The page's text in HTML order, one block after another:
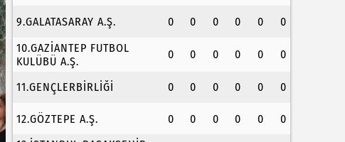
9.GALATASARAY A.Ş. 0 0 0 0 0
0
10.GAZİANTEP FUTBOL
KULÜBÜ A.Ş.
0 0 0 0 0 0
11.GENÇLERBİRLİĞİ 0 0 0 0 0 0
12.GÖZTEPE A.Ş. 0 0 0 0 0
0